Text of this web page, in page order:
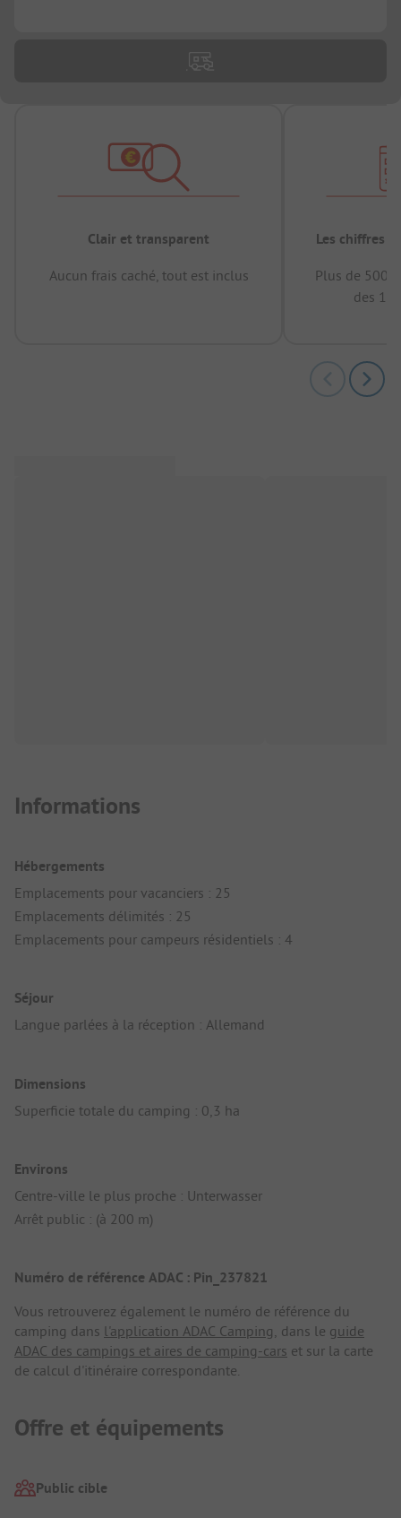
Clair et transparent
Aucun frais caché, tout est inclus
Les chiffres
Plus de
des 12
Informations
Hébergements
Emplacements pour vacanciers : 25
Emplacements délimités : 25
Emplacements pour campeurs résidentiels : 4
Séjour
Langue parlées à la réception : Allemand
Dimensions
Superficie totale du camping : 0,3 ha
Environs
Centre-ville le plus proche : Unterwasser
Arrêt public : (à 200 m)
Numéro de référence ADAC : Pin_237821
Vous retrouverez également le numéro de référence du
camping dans l'application ADAC Camping, dans le guide
ADAC des campings et aires de camping-cars et sur la carte
de calcul d'itinéraire correspondante.
Offre et équipements
Public cible